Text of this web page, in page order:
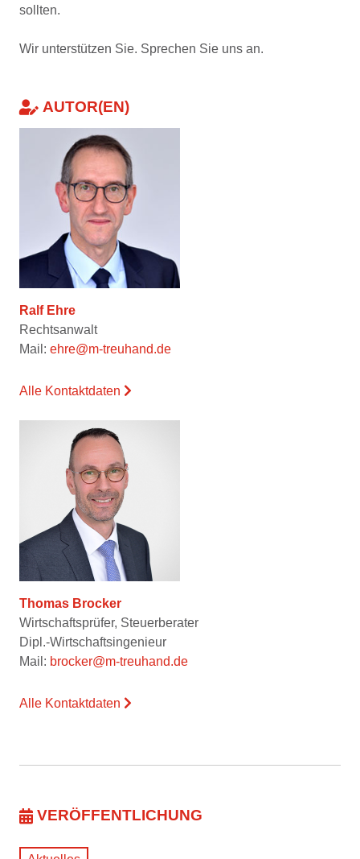
sollten.
Wir unterstützen Sie. Sprechen Sie uns an.
AUTOR(EN)
Ralf Ehre
Rechtsanwalt
Mail: ehre@m-treuhand.de
Alle Kontaktdaten
Thomas Brocker
Wirtschaftsprüfer, Steuerberater
Dipl.-Wirtschaftsingenieur
Mail: brocker@m-treuhand.de
Alle Kontaktdaten
VERÖFFENTLICHUNG